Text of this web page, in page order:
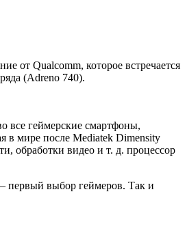
от Qualcomm, которое встречается
(Adreno 740).
все геймерские смартфоны,
в мире после Mediatek Dimensity
обработки видео и т. д. процессор
первый выбор геймеров. Так и